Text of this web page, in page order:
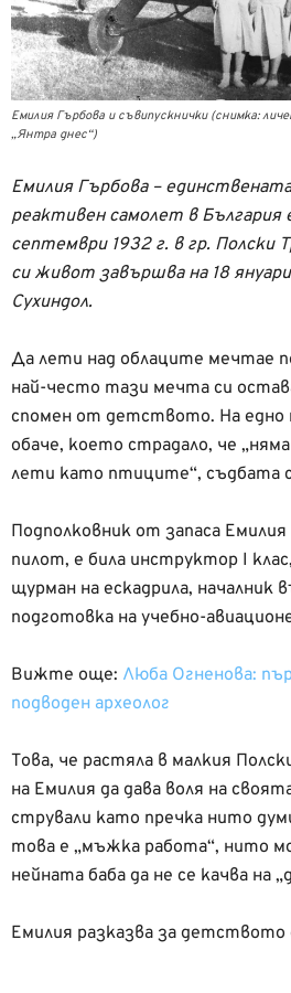
Емилия Гърбова и съвипускнички (снимка:
„Янтра днес“)
Емилия Гърбова –
реактивен самолет в България
септември 1932 г. в гр. Полски
си живот завършва на 18
Сухиндол.
Да лети над облаците мечтае
най-често тази мечта си
спомен от детството. На едно
обаче, което страдало, че
лети като птиците“, съдбата
Подполковник от запаса
пилот, е била инструктор I
щурман на ескадрила, началник
подготовка на учебно-
Вижте още: Люба Огненова:
подводен археолог
Това, че растяла в малкия
на Емилия да дава воля на
стрували като пречка нито
това е „мъжка работа“, нито
нейната баба да не се качва на
Емилия разказва за детството